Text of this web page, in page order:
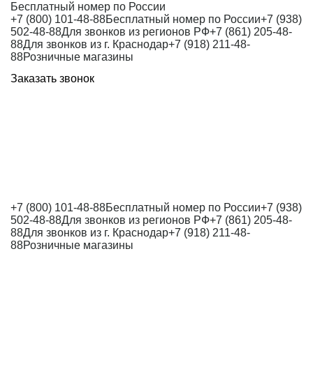
Бесплатный номер по России
+7 (800) 101-48-88Бесплатный номер по России+7 (938)
502-48-88Для звонков из регионов РФ+7 (861) 205-48-
88Для звонков из г. Краснодар+7 (918) 211-48-
88Розничные магазины
Заказать звонок
+7 (800) 101-48-88Бесплатный номер по России+7 (938)
502-48-88Для звонков из регионов РФ+7 (861) 205-48-
88Для звонков из г. Краснодар+7 (918) 211-48-
88Розничные магазины